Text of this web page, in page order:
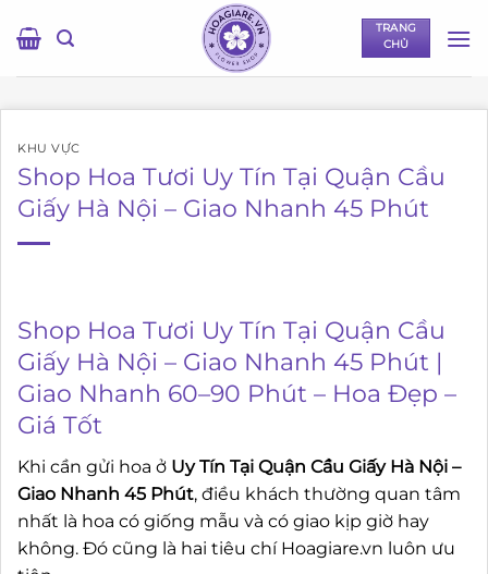
qua
TRANG
CHỦ
KHU VỰC
Shop Hoa Tươi Uy Tín Tại Quận Cầu
Giấy Hà Nội – Giao Nhanh 45 Phút
Shop Hoa Tươi Uy Tín Tại Quận Cầu
Giấy Hà Nội – Giao Nhanh 45 Phút |
Giao Nhanh 60–90 Phút – Hoa Đẹp –
Giá Tốt
Khi cần gửi hoa ở Uy Tín Tại Quận Cầu Giấy Hà Nội –
Giao Nhanh 45 Phút, điều khách thường quan tâm
nhất là hoa có giống mẫu và có giao kịp giờ hay
không. Đó cũng là hai tiêu chí Hoagiare.vn luôn ưu